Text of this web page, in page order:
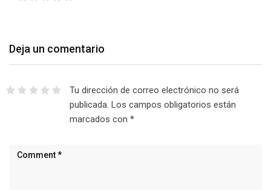
Deja un comentario
Tu dirección de correo electrónico no será
publicada. Los campos obligatorios están
marcados con *